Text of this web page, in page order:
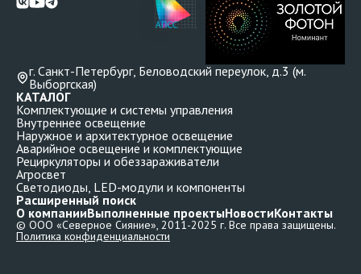
г. Санкт-Петербург, Беловодский переулок, д.3 (м.
Выборгская)
О компанииВыполненные проектыНовостиКонтакты
КАТАЛОГ
Комплектующие и системы управления
Внутреннее освещение
Наружное и архитектурное освещение
Аварийное освещение и комплектующие
Рециркуляторы и обеззараживатели
Агросвет
Светодиоды, LED-модули и компоненты
Расширенный поиск
© ООО «Северное Сияние», 2011-2025 г. Все права защищены.
Политика конфиденциальности